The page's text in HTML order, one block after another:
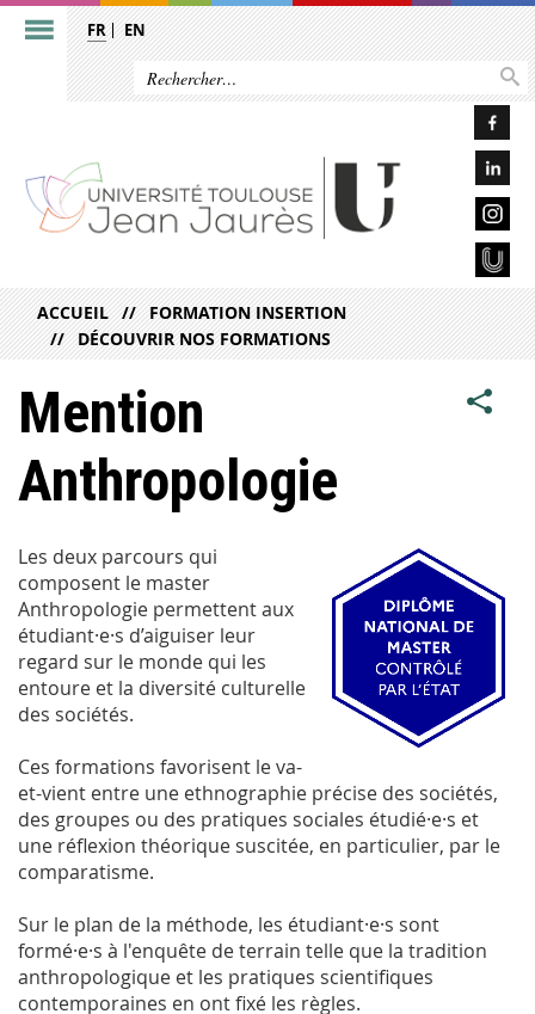
FR EN
ACCUEIL
FORMATION INSERTION
DÉCOUVRIR NOS FORMATIONS
Mention
Anthropologie
Les deux parcours qui
composent le master
Anthropologie permettent aux
étudiant·e·s d’aiguiser leur
regard sur le monde qui les
entoure et la diversité culturelle
des sociétés.
Ces formations favorisent le va-
et-vient entre une ethnographie précise des sociétés,
des groupes ou des pratiques sociales étudié·e·s et
une réflexion théorique suscitée, en particulier, par le
comparatisme.
Sur le plan de la méthode, les étudiant·e·s sont
formé·e·s à l'enquête de terrain telle que la tradition
anthropologique et les pratiques scientifiques
contemporaines en ont fixé les règles.